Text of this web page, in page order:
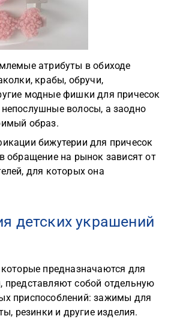
атрибуты в обиходе
крабы, обручи,
модные фишки для причесок
волосы, а заодно
образ.
бижутерии для причесок
обращение на рынок зависят от
для которых она
детских украшений
предназначаются для
представляют собой отдельную
приспособлений: зажимы для
резинки и другие изделия.